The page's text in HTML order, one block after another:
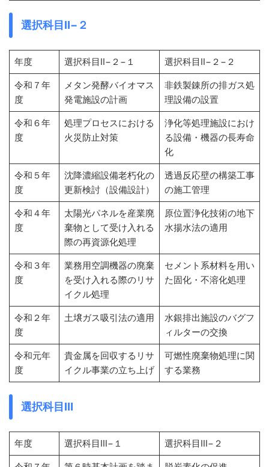
選択科目Ⅱ−２
年度 選択科目Ⅱ−２−１ 選択科目Ⅱ−２−２
令和７年
度
メタン発酵バイオマス
発電施設の計画
非鉄製錬所の排ガス処
理設備の設置
令和６年
度
処理プロセスにおける
火災防止対策
浄化等処理施設におけ
る設備・機器の長寿命
化
令和５年
度
沈降濃縮設備老朽化の
更新検討（設備設計）
透過反応壁の構築工事
の施工管理
令和４年
度
太陽光パネルを産業廃
棄物として受け入れる
際の再資源化処理
原位置浄化技術の地下
水揚水法の適用
令和３年
度
業務用空調機器の廃棄
を受け入れる際のリサ
イクル処理
セメント系材料を用い
た固化・不溶化処理
令和２年
度
土壌ガス吸引法の適用
水銀排出施設のバグフ
ィルターの交換
令和元年
度
貴金属を回収するリサ
イクル事業の立ち上げ
可燃性廃棄物処理に関
する業務
選択科目Ⅲ
年度 選択科目Ⅲ−１ 選択科目Ⅲ−２